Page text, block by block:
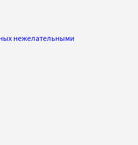
нежелательными